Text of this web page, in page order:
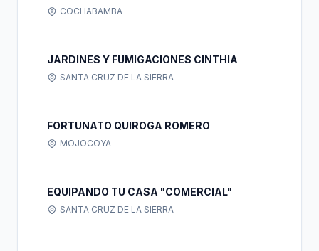
COCHABAMBA
JARDINES Y FUMIGACIONES CINTHIA
SANTA CRUZ DE LA SIERRA
FORTUNATO QUIROGA ROMERO
MOJOCOYA
EQUIPANDO TU CASA "COMERCIAL"
SANTA CRUZ DE LA SIERRA